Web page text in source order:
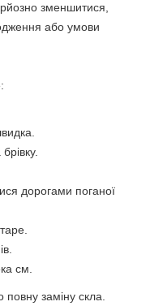
зменшитися,
або умови
дорогами поганої
см.
заміну скла.